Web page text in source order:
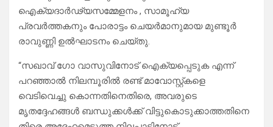
ഐക്യദാർഢ്യസമ്മേളനം , സാമൂഹ്യ
പ്രവർത്തകനും പോരാട്ടം ചെയർമാനുമായ മുണ്ടൂർ
രാവുണ്ണി ഉൽഘാടനം ചെയ്തു.
“സഖാവ് ഗോ വാസുവിനോട് ഐക്യപ്പെടുക എന്ന്
പറഞ്ഞാൽ നിലമ്പൂരിൽ രണ്ട് മാവോസ്റ്റ്കളെ
വെടിവെച്ചു കൊന്നതിനെതിരെ, അവരുടെ
മൃതദ്ദേഹങ്ങൾ ബന്ധുക്കൾക്ക് വിട്ടുകൊടുക്കാത്തതിനെ